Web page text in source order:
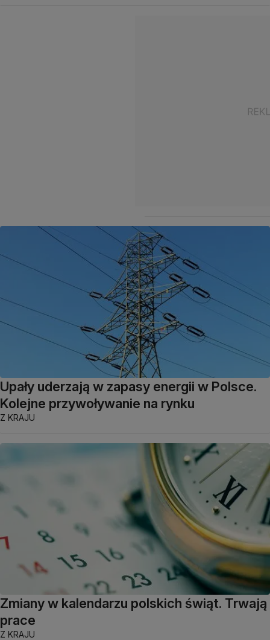
Upały uderzają w zapasy energii w Polsce.
Kolejne przywoływanie na rynku
Z KRAJU
Zmiany w kalendarzu polskich świąt. Trwają
prace
Z KRAJU